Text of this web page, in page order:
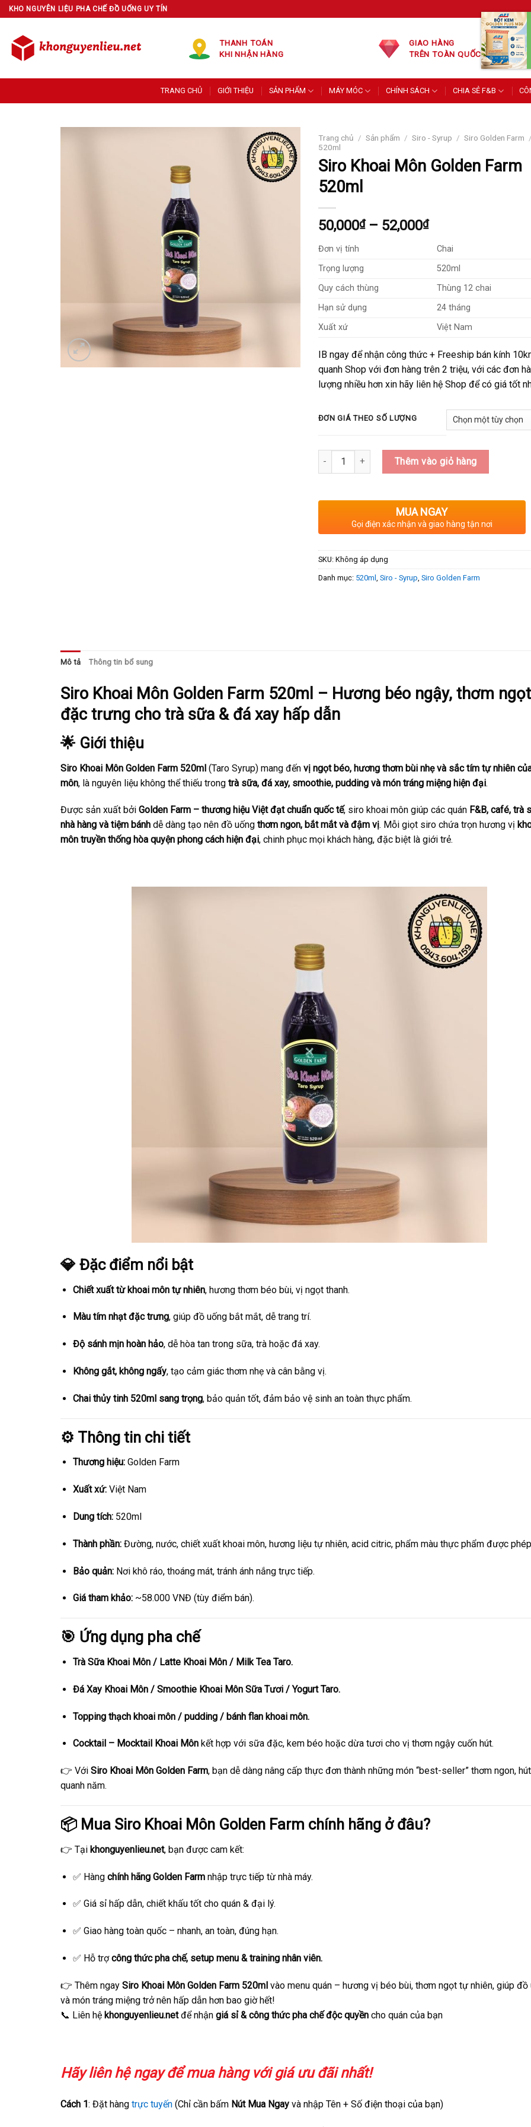
Skip
to
content
KHO NGUYÊN LIỆU PHA CHẾ ĐỒ UỐNG UY TÍN
THANH TOÁN
KHI NHẬN HÀNG
GIAO HÀNG
TRÊN TOÀN QUỐC
TRANG CHỦ GIỚI THIỆU SẢN PHẨM MÁY MÓC CHÍNH SÁCH CHIA SẺ F&B
Trang chủ / Sản phẩm / Siro - Syrup / Siro Golden Farm
520ml
Siro Khoai Môn Golden Farm
520ml
50,000₫ – 52,000₫Khoảng
từ
50,000₫
đến
52,000₫
Đơn vị tính
Chai
Trọng lượng
520ml
Quy cách thùng
Thùng 12 chai
Hạn sử dụng
24 tháng
Xuất xứ
Việt Nam
IB ngay để nhận công thức + Freeship bán kính
quanh Shop với đơn hàng trên 2 triệu, với các đơn
lượng nhiều hơn xin hãy liên hệ Shop để có giá tốt
ĐƠN GIÁ THEO SỐ LƯỢNG
Số lượng Thêm vào giỏ hàng
MUA NGAY
Gọi điện xác nhận và giao hàng tận nơi
SKU: Không áp dụng
Danh mục: 520ml Siro - Syrup Siro Golden Farm
Mô tả Thông tin bổ sung
Siro Khoai Môn Golden Farm 520ml – Hương béo ngậy, thơm ngọt
đặc trưng cho trà sữa & đá xay hấp dẫn
🌟 Giới thiệu
Siro Khoai Môn Golden Farm 520ml (Taro Syrup) mang đến vị ngọt béo, hương thơm bùi nhẹ và sắc tím tự nhiên
môn, là nguyên liệu không thể thiếu trong trà sữa, đá xay, smoothie, pudding và món tráng miệng hiện đại.
Được sản xuất bởi Golden Farm – thương hiệu Việt đạt chuẩn quốc tế, siro khoai môn giúp các quán F&B, café, trà
nhà hàng và tiệm bánh dễ dàng tạo nên đồ uống thơm ngon, bắt mắt và đậm vị. Mỗi giọt siro chứa trọn hương vị
môn truyền thống hòa quyện phong cách hiện đại, chinh phục mọi khách hàng, đặc biệt là giới trẻ.
💎 Đặc điểm nổi bật
Chiết xuất từ khoai môn tự nhiên, hương thơm béo bùi, vị ngọt thanh.
Màu tím nhạt đặc trưng, giúp đồ uống bắt mắt, dễ trang trí.
Độ sánh mịn hoàn hảo, dễ hòa tan trong sữa, trà hoặc đá xay.
Không gắt, không ngấy, tạo cảm giác thơm nhẹ và cân bằng vị.
Chai thủy tinh 520ml sang trọng, bảo quản tốt, đảm bảo vệ sinh an toàn thực phẩm.
⚙️ Thông tin chi tiết
Thương hiệu:Golden Farm
Xuất xứ:Việt Nam
Dung tích:520ml
Thành phần:Đường, nước, chiết xuất khoai môn, hương liệu tự nhiên, acid citric, phẩm màu thực phẩm được
Bảo quản:Nơi khô ráo, thoáng mát, tránh ánh nắng trực tiếp.
Giá tham khảo:~58.000 VNĐ (tùy điểm bán).
🎯 Ứng dụng pha chế
Trà Sữa Khoai Môn / Latte Khoai Môn / Milk Tea Taro.
Đá Xay Khoai Môn / Smoothie Khoai Môn Sữa Tươi / Yogurt Taro.
Topping thạch khoai môn / pudding / bánh flan khoai môn.
Cocktail – Mocktail Khoai Mônkết hợp với sữa đặc, kem béo hoặc dừa tươi cho vị thơm ngậy cuốn hút.
👉 Với Siro Khoai Môn Golden Farm, bạn dễ dàng nâng cấp thực đơn thành những món “best-seller” thơm ngon,
quanh năm.
📦 Mua Siro Khoai Môn Golden Farm chính hãng ở đâu?
👉 Tại khonguyenlieu.net, bạn được cam kết:
✅ Hàng chính hãng Golden Farmnhập trực tiếp từ nhà máy.
✅ Giá sỉ hấp dẫn, chiết khấu tốt cho quán & đại lý.
✅ Giao hàng toàn quốc – nhanh, an toàn, đúng hạn.
✅ Hỗ trợcông thức pha chế, setup menu & training nhân viên.
👉 Thêm ngay Siro Khoai Môn Golden Farm 520ml vào menu quán – hương vị béo bùi, thơm ngọt tự nhiên, giúp đồ
và món tráng miệng trở nên hấp dẫn hơn bao giờ hết!
📞 Liên hệ khonguyenlieu.netđể nhận giá sỉ & công thức pha chế độc quyền cho quán của bạn
Hãy liên hệ ngay để mua hàng với giá ưu đãi nhất!
Cách 1 : Đặt hàng trực tuyến (Chỉ cần bấm Nút Mua Ngay và nhập Tên + Số điện thoại của bạn)